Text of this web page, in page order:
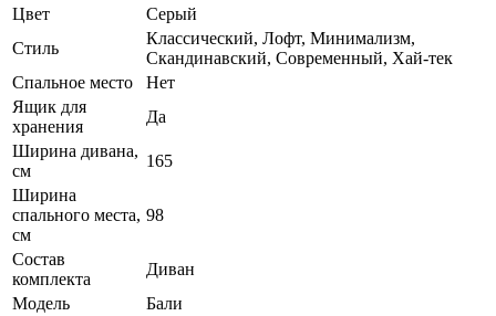
Цвет
Серый
Стиль
Классический, Лофт, Минимализм,
Скандинавский, Современный, Хай-тек
Спальное место
Нет
Ящик для
хранения
Да
Ширина дивана,
см
165
Ширина
спального места,
см
98
Состав
комплекта
Диван
Модель
Бали